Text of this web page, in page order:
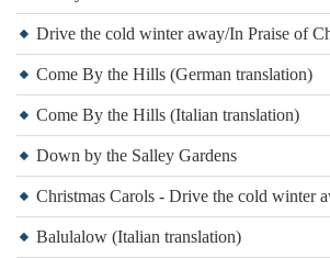
Drive the cold winter away/In Praise of
Come By the Hills (German translation)
Come By the Hills (Italian translation)
Down by the Salley Gardens
Christmas Carols - Drive the cold winter
Balulalow (Italian translation)